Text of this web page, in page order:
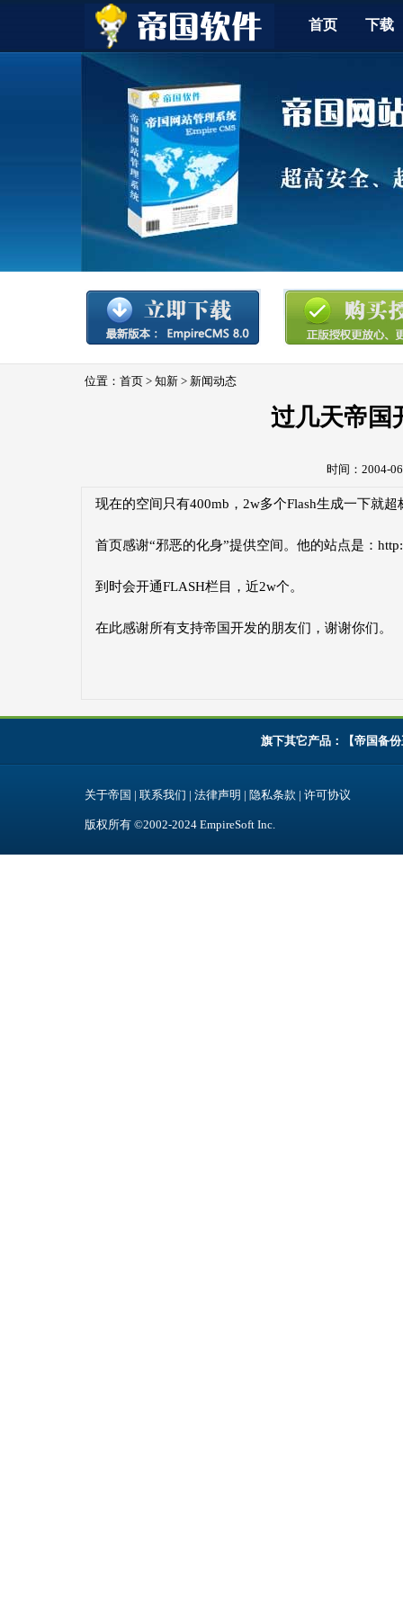
首页 下载
位置： 首页 > 知新 > 新闻动态
过几天帝国
时间：2004-
现在的空间只有400mb，2w多个Flash生成一下就超
首页感谢“邪恶的化身”提供空间。他的站点是：
到时会开通FLASH栏目，近2w个。
在此感谢所有支持帝国开发的朋友们，谢谢你们。
旗下其它产品：【帝国备份
关于帝国 | 联系我们 | 法律声明 | 隐私条款 | 许可协议
版权所有 ©2002-2024 EmpireSoft Inc.